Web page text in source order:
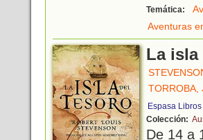
Temática:
Aventuras
La
TORROBA,
Espasa Libros
Colección:
De 14 a